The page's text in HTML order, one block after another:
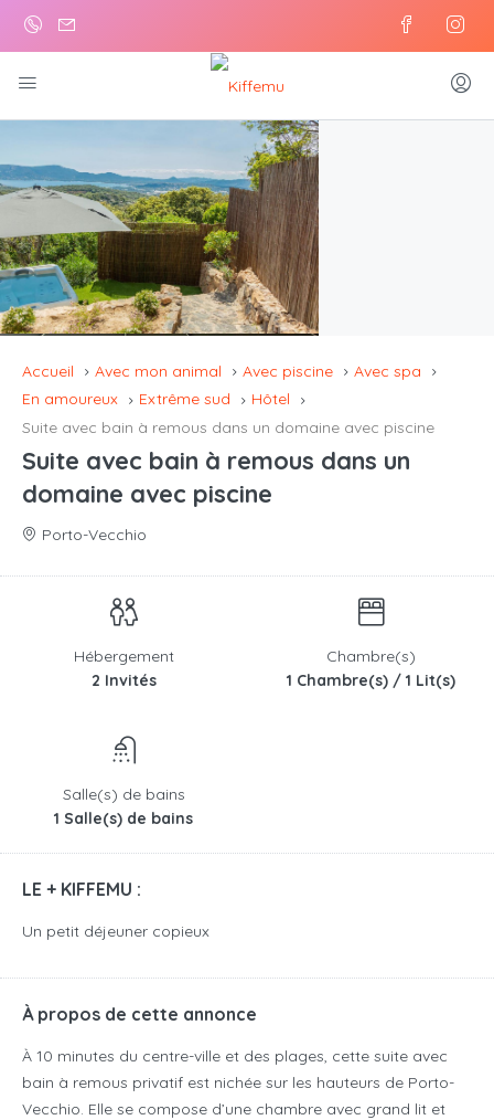
Accueil Avec mon animal Avec piscine
Avec spa
En amoureux
Extrême sud
Hôtel
Suite avec bain à remous dans un domaine avec piscine
Suite avec bain à remous dans un
domaine avec piscine
Porto-Vecchio
Hébergement
2 Invités
Chambre(s)
1 Chambre(s) / 1 Lit(s)
Salle(s) de bains
1 Salle(s) de bains
LE + KIFFEMU :
Un petit déjeuner copieux
À propos de cette annonce
À 10 minutes du centre-ville et des plages, cette suite avec
bain à remous privatif est nichée sur les hauteurs de Porto-
Vecchio. Elle se compose d’une chambre avec grand lit et